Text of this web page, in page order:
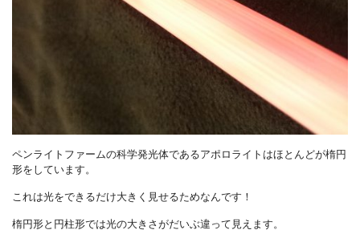
ペンライトファームの科学発光体であるアポロライトはほとんどが楕円
形をしています。
これは光をできるだけ大きく見せるためなんです！
楕円形と円柱形では光の大きさがだいぶ違って見えます。